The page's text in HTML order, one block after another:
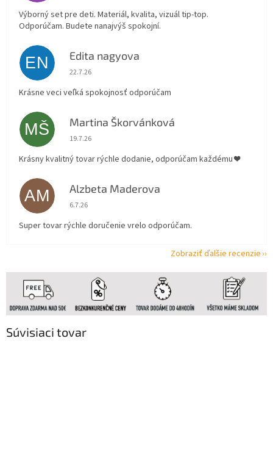
Súvisiaci tovar
Výborný set pre deti. Materiál, kvalita, vizuál tip-top.
Odporúčam. Budete nanajvýš spokojní.
EN Edita nagyova
Hodnotenie obchodu je 5 z 5 hviezdičiek.
22.7.26
Krásne veci veľká spokojnosť odporúčam
MŠ Martina Škorvánková
Hodnotenie obchodu je 5 z 5 hviezdičiek.
19.7.26
Krásny kvalitný tovar rýchle dodanie, odporúčam každému ❤️
AM Alzbeta Maderova
Hodnotenie obchodu je 5 z 5 hviezdičiek.
6.7.26
Super tovar rýchle doručenie vrelo odporúčam.
Zobraziť ďalšie recenzie